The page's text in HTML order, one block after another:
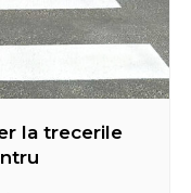
la trecerile